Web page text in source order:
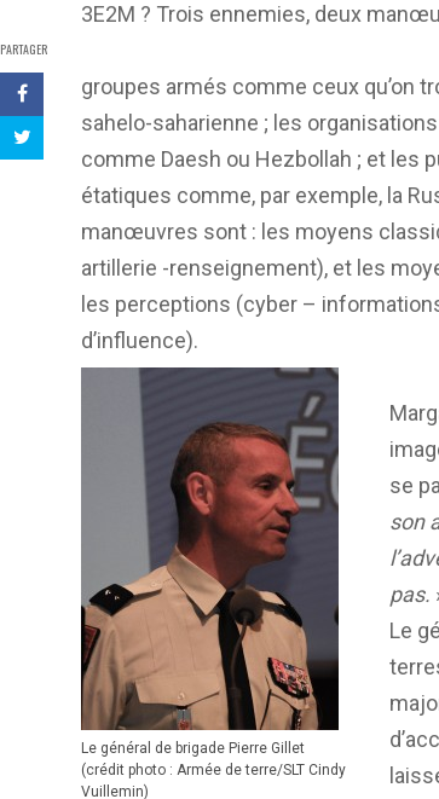
PARTAGER
3E2M ? Trois ennemies, deux
groupes armés comme ceux qu’on
sahelo-saharienne ; les
comme Daesh ou Hezbollah ; et les
étatiques comme, par exemple, la
manœuvres sont : les moyens
artillerie -renseignement), et les
les perceptions (cyber –
d’influence).
Le général de brigade Pierre Gillet
(crédit photo : Armée de terre/SLT Cindy
Vuillemin)
se
son
pas.
Le